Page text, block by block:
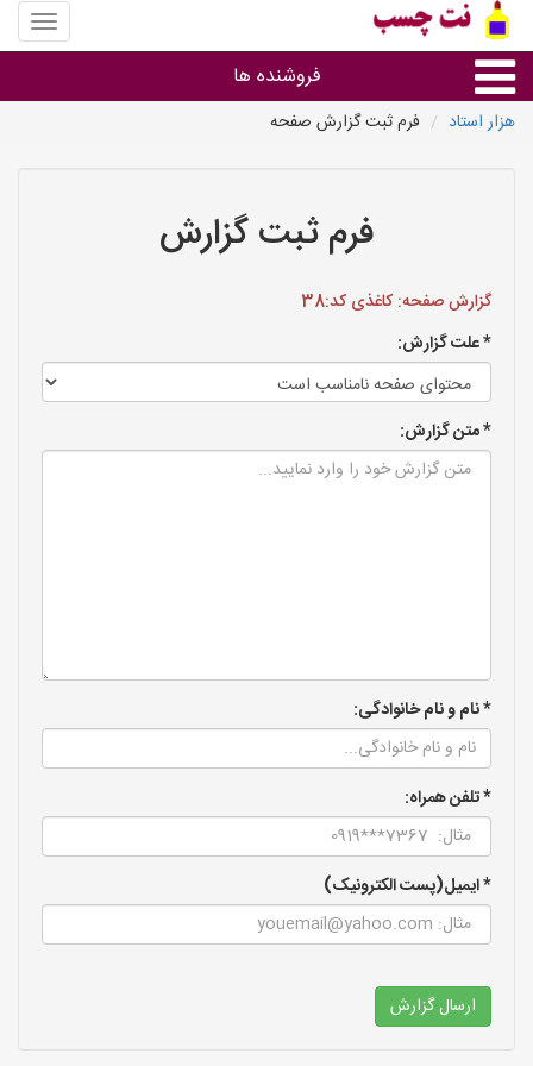
منوی
سایت
چسب
فروشنده ها
استان ها
هزار استاد فرم ثبت گزارش صفحه
فرم ثبت گزارش
گزارش صفحه: کاغذی کد:38
* علت گزارش:
* متن گزارش:
* نام و نام خانوادگی:
* تلفن همراه:
* ایمیل(پست الکترونیک)